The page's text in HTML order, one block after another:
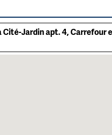
Cité-Jardin apt. 4,